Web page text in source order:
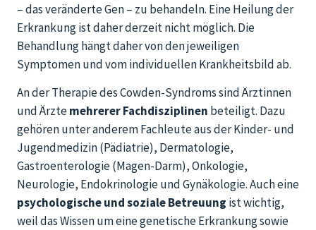
– das veränderte Gen – zu behandeln. Eine Heilung der
Erkrankung ist daher derzeit nicht möglich. Die
Behandlung hängt daher von den jeweiligen
Symptomen und vom individuellen Krankheitsbild ab.
An der Therapie des Cowden-Syndroms sind Ärztinnen
und Ärztemehrerer Fachdisziplinen beteiligt. Dazu
gehören unter anderem Fachleute aus der Kinder- und
Jugendmedizin (Pädiatrie), Dermatologie,
Gastroenterologie (Magen-Darm), Onkologie,
Neurologie, Endokrinologie und Gynäkologie. Auch eine
psychologische und soziale Betreuung ist wichtig,
weil das Wissen um eine genetische Erkrankung sowie